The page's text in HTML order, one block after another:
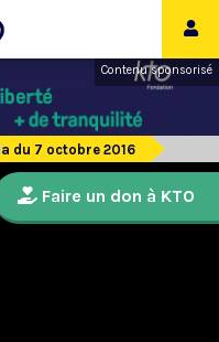
Contenu sponsorisé
du 7 octobre 2016
Faire un don à KTO